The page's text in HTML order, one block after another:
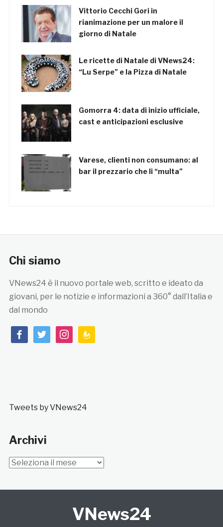
Vittorio Cecchi Gori in
rianimazione per un malore il
giorno di Natale
Le ricette di Natale di VNews24:
“Lu Serpe” e la Pizza di Natale
Gomorra 4: data di inizio ufficiale,
cast e anticipazioni esclusive
Varese, clienti non consumano: al
bar il prezzario che li “multa”
Chi siamo
VNews24 è il nuovo portale web, scritto e ideato da
giovani, per le notizie e informazioni a 360° dall’Italia e
dal mondo
facebooktwitterinstagramfeedburner
Tweets by VNews24
Archivi
Archivi
VNews24